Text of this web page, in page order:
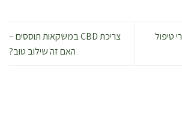
טיפול
צריכת CBD במשקאות תוססים –
האם זה שילוב טוב?